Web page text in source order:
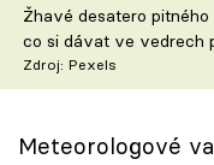
Těhotnej
Sledujte prima+
Přihlášení
Žhavé desatero
co si dávat ve vedrech
Zdroj: Pexels
Meteorologové